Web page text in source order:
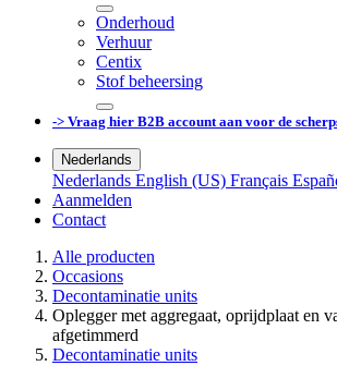
Onderhoud
Verhuur
Centix
Stof beheersing
-> Vraag hier B2B account aan voor de
Nederlands
Nederlands English (US) Français
Aanmelden
Contact
Alle producten
Occasions
Decontaminatie units
Oplegger met aggregaat, oprijdplaat en
afgetimmerd
Decontaminatie units